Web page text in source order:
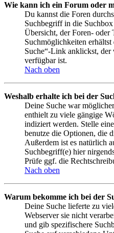
Wie kann ich ein Forum oder
Du kannst die Foren
Suchbegriff in die
Übersicht, der Foren- oder
Suchmöglichkeiten
Suche“-Link anklickst, der
verfügbar ist.
Nach oben
Weshalb erhalte ich bei der
Deine Suche war
enthielt zu viele gängige
indiziert werden. Stelle
benutze die Optionen, die
Außerdem ist es natürlich
Suchbegriff(e) hier
Prüfe ggf. die
Nach oben
Warum bekomme ich bei der
Deine Suche lieferte zu
Webserver sie nicht
und gib spezifischere